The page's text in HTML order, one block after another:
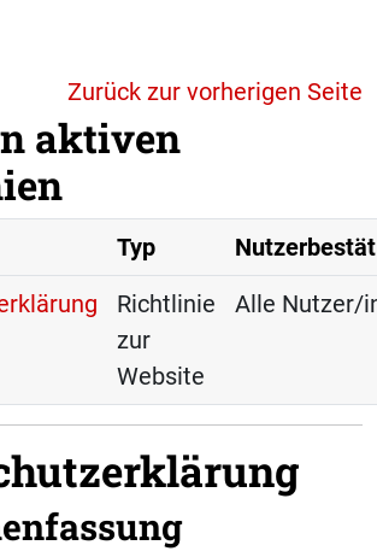
Zurück zur vorherigen Seite
aktiven
Typ
Richtlinie
zur
Website
Alle Nutzer/